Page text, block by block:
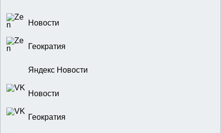
Новости
Геократия
Яндекс Новости
Новости
Геократия